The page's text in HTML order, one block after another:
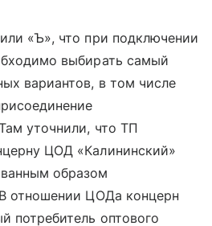
«Ъ», что при подключении
выбирать самый
вариантов, в том числе
уточнили, что ТП
ЦОД «Калининский»
образом
отношении ЦОДа концерн
потребитель оптового